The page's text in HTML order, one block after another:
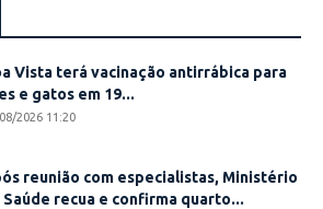
Vista terá vacinação antirrábica para
e gatos em 19...
2026 11:20
reunião com especialistas, Ministério
Saúde recua e confirma quarto...